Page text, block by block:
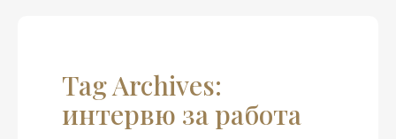
Tag Archives:
интервю за работа